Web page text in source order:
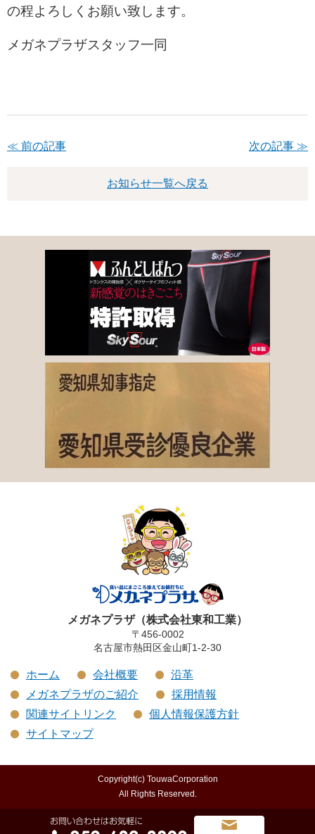
の程よろしくお願い致します。
メガネプラザスタッフ一同
≪ 前の記事 次の記事 ≫
お知らせ一覧へ戻る
メガネプラザ（株式会社東和工業）
〒456-0002
名古屋市熱田区金山町1-2-30
ホーム 会社概要
沿革
メガネプラザのご紹介
採用情報
関連サイトリンク
個人情報保護方針
サイトマップ
Copyright(c) TouwaCorporation
All Rights Reserved.